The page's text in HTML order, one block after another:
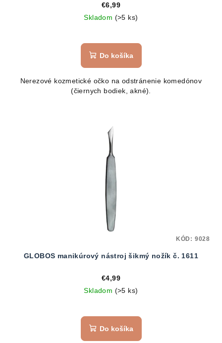
€6,99
Skladom (>5 ks)
Do košíka
Nerezové kozmetické očko na odstránenie komedónov
(čiernych bodiek, akné).
GLOBOS manikúrový nástroj šikmý nožík č. 1611
€4,99
Skladom (>5 ks)
Do košíka
KÓD: 9028